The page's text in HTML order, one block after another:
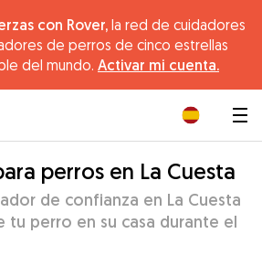
con Rover, la red de cuidadores
de perros de cinco estrellas
del mundo. Activar mi cuenta.
perros en La Cuesta
de confianza en La Cuesta
tu perro en su casa durante el